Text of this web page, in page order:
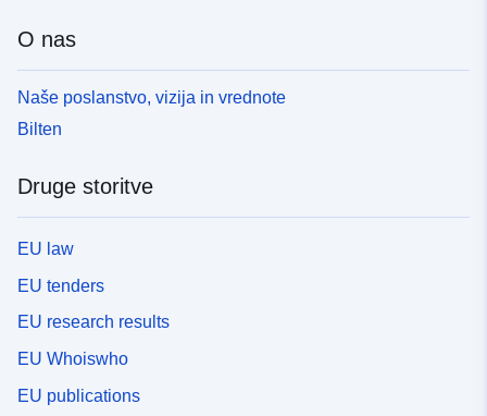
O nas
Naše poslanstvo, vizija in vrednote
Bilten
Druge storitve
EU law
EU tenders
EU research results
EU Whoiswho
EU publications